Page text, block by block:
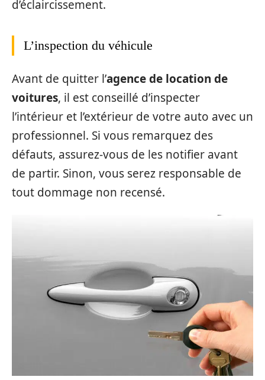
d’éclaircissement.
L’inspection du véhicule
Avant de quitter l’agence de location de
voitures, il est conseillé d’inspecter
l’intérieur et l’extérieur de votre auto avec un
professionnel. Si vous remarquez des
défauts, assurez-vous de les notifier avant
de partir. Sinon, vous serez responsable de
tout dommage non recensé.